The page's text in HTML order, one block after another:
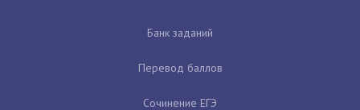
Банк заданий
Перевод баллов
Сочинение ЕГЭ